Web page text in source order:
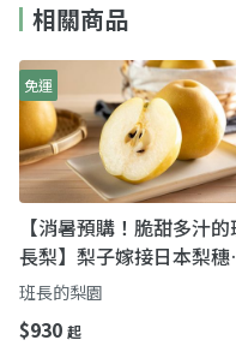
相關商品
免運
【消暑預購！脆甜多汁
長梨】梨子嫁接日本梨穗
農藥連12年零檢出
班長的梨園
$930 起